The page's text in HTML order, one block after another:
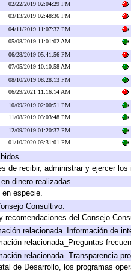
02/22/2019 02:04:29 PM
03/13/2019 02:48:36 PM
04/11/2019 11:07:32 PM
05/08/2019 11:01:02 AM
06/28/2019 05:41:56 PM
07/05/2019 10:10:58 AM
08/10/2019 08:28:13 PM
06/29/2021 11:16:14 AM
10/09/2019 02:00:51 PM
11/08/2019 03:03:48 PM
12/09/2019 01:20:37 PM
01/10/2020 03:31:01 PM
de recibir, administrar y ejercer los
dinero realizadas.
especie.
Consultivo.
recomendaciones del Consejo
relacionada_Información de
relacionada_Preguntas
relacionada. Transparencia
de Desarrollo, los programas